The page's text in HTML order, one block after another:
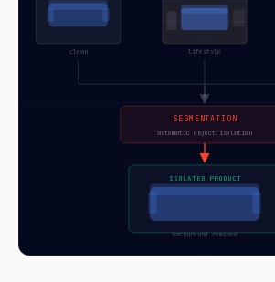
clean lifestyle
SEGMENTATION
automatic object isolation
ISOLATED PRODUCT
background removed